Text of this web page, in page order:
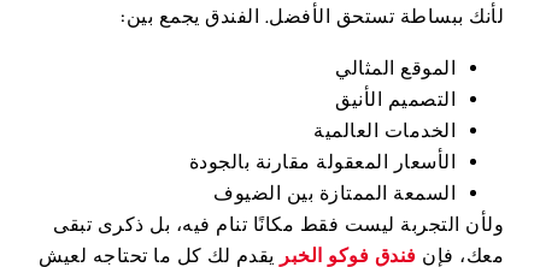
لأنك ببساطة تستحق الأفضل. الفندق يجمع بين:
الموقع المثالي
التصميم الأنيق
الخدمات العالمية
الأسعار المعقولة مقارنة بالجودة
السمعة الممتازة بين الضيوف
ولأن التجربة ليست فقط مكانًا تنام فيه، بل ذكرى تبقى
معك، فإن فندق فوكو الخبر يقدم لك كل ما تحتاجه لعيش